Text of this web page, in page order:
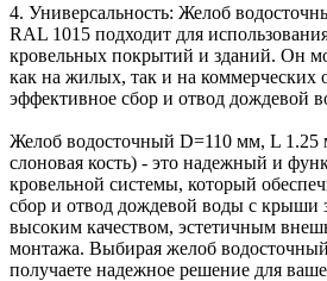
4. Универсальность: Желоб
RAL 1015 подходит для
кровельных покрытий и зданий. Он
как на жилых, так и на коммерческих
эффективное сбор и отвод дождевой
Желоб водосточный D=110 мм, L 1.25
слоновая кость) - это надежный и
кровельной системы, который
сбор и отвод дождевой воды с крыши
высоким качеством, эстетичным
монтажа. Выбирая желоб
получаете надежное решение для